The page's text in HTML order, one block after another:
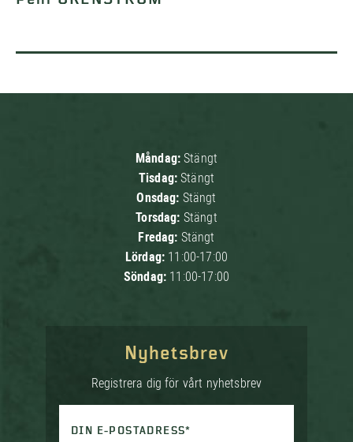
Måndag:Stängt
Tisdag:Stängt
Onsdag: Stängt
Torsdag: Stängt
Fredag: Stängt
Lördag: 11:00-17:00
Söndag: 11:00-17:00
Nyhetsbrev
Registrera dig för vårt nyhetsbrev
DIN E-POSTADRESS*